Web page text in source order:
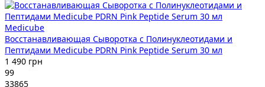
Medicube
Восстанавливающая Сыворотка с Полинуклеотидами и
Пептидами Medicube PDRN Pink Peptide Serum 30 мл
1 490 грн
99
33865